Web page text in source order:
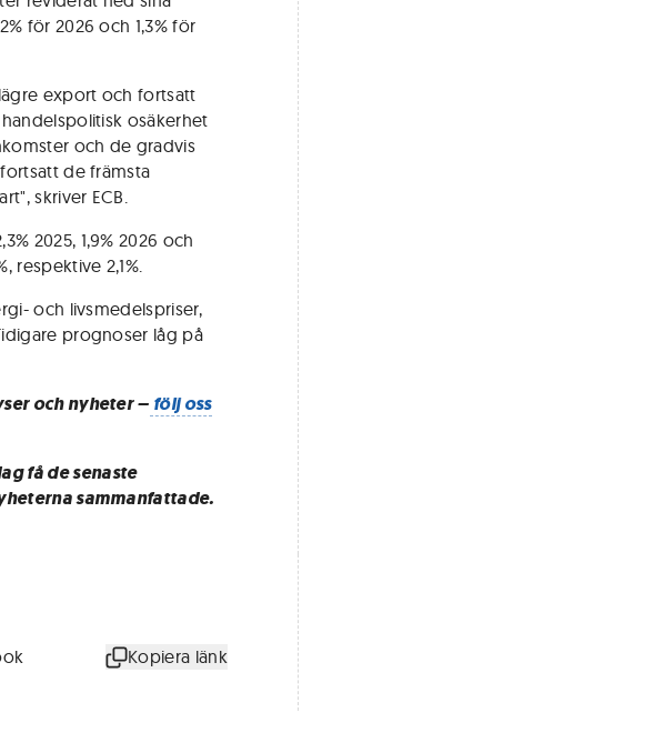
för 2026 och 1,3% för
export och fortsatt
osäkerhet
och de gradvis
de främsta
skriver ECB.
2025, 1,9% 2026 och
respektive 2,1%.
och livsmedelspriser,
prognoser låg på
och nyheter – följ oss
få de senaste
sammanfattade.
Kopiera länk